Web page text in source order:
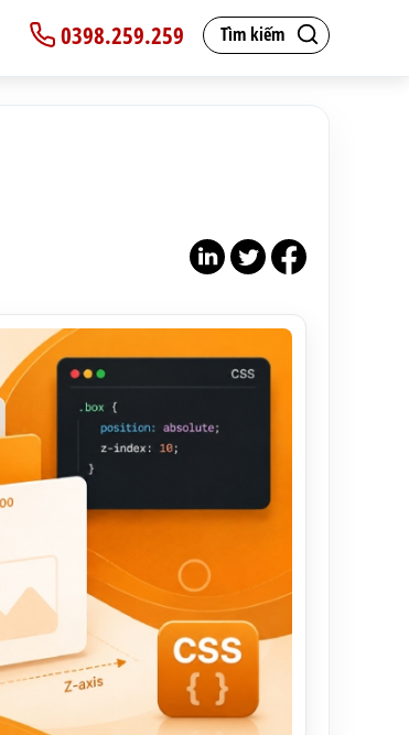
Tìm kiếm
0398.259.259